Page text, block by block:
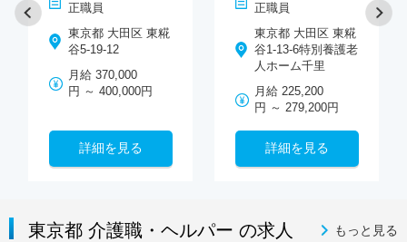
正職員
東京都 大田区 東糀
谷5-19-12
月給 370,000
円 ～ 400,000円
詳細を見る
正職員
東京都 大田区 東糀
谷1-13-6特別養護老
人ホーム千里
月給 225,200
円 ～ 279,200円
詳細を見る
東京都 介護職・ヘルパー の求人 もっと見る